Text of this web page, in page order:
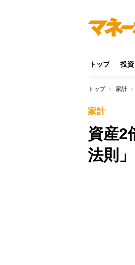
トップ 投資
トップ 家計
家計
資産2
法則」